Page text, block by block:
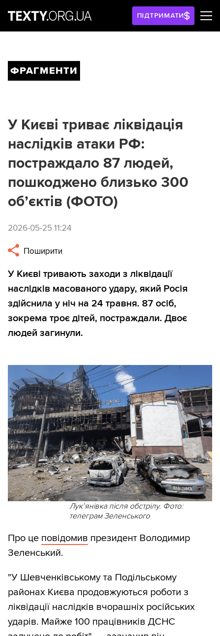
ПІДТРИМАТИ
ФРАГМЕНТИ
У Києві триває ліквідація
наслідків атаки РФ:
постраждало 87 людей,
пошкоджено близько 300
обʼєктів (ФОТО)
2026-05-25 11:24
Поширити
У Києві тривають заходи з ліквідації
наслідків масованого удару, який Росія
здійснила у ніч на 24 травня. 87 осіб,
зокрема троє дітей, постраждали. Двоє
людей загинули.
Лукʼянівка після обстрілу. Фото:
телеграм Зеленського
Про це повідомив президент Володимир
Зеленський.
"У Шевченківському та Подільському
районах Києва продовжуються роботи з
ліквідації наслідків вчорашніх російських
ударів. Майже 100 працівників ДСНС